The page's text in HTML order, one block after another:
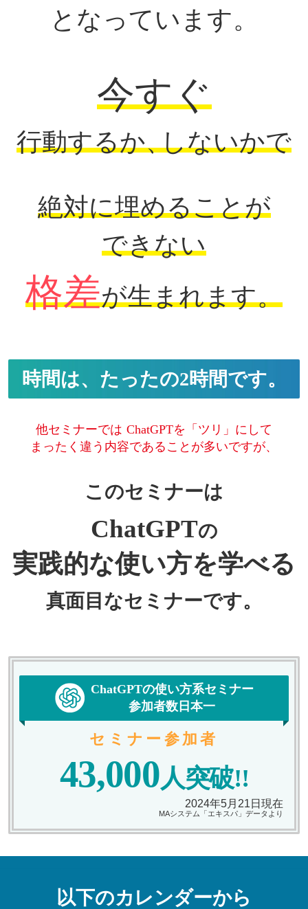
となっています。
今すぐ
行動するか、しないかで
絶対に埋めることが
できない
格差が生まれます。
時間は、たったの2時間です。
他セミナーでは ChatGPTを「ツリ」にして
まったく違う内容であることが多いですが、
このセミナーは
ChatGPTの
実践的な使い方を学べる
真面目なセミナーです。
ChatGPTの使い方系セミナー
参加者数日本一
セミナー参加者
43,000人突破!!
2024年5月21日現在
MAシステム「エキスパ」データより
以下のカレンダーから